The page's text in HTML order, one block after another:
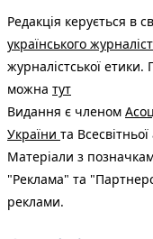
Редакція керується в
українського
журналістської етики.
можна тут
Видання є членом
України та
Матеріали з
"Реклама" та
реклами.